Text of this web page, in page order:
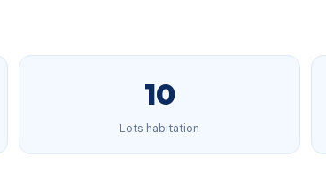
10
Lots habitation